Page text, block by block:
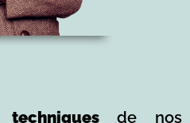
techniquesde nos